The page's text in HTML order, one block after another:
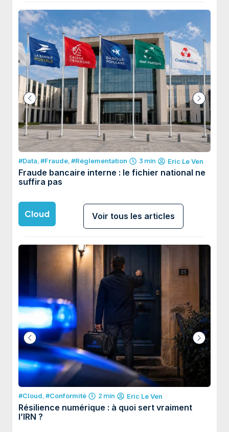
#Data,#Fraude,#Réglementation 3 min Eric Le Ven
Fraude bancaire interne : le fichier national ne
suffira pas
Cloud Voir tous les articles
#Cloud,#Conformité 2 min Eric Le Ven
Résilience numérique : à quoi sert vraiment
l’IRN ?